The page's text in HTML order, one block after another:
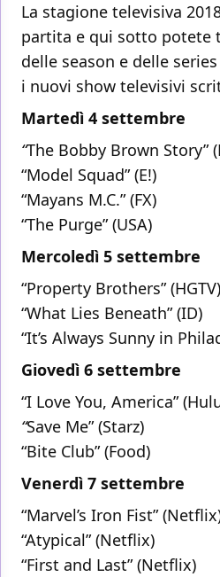
La stagione televisiva
partita e qui sotto potete
delle season e delle
i nuovi show televisivi
Martedì 4 settembre
“The Bobby Brown Story”
“Model Squad” (E!)
“Mayans M.C.” (FX)
“The Purge” (USA)
Mercoledì 5 settembre
“Property Brothers” (HGTV)
“What Lies Beneath” (ID)
“It’s Always Sunny in
Giovedì 6 settembre
“I Love You, America”
“Save Me” (Starz)
“Bite Club” (Food)
Venerdì 7 settembre
“Marvel’s Iron Fist”
“Atypical” (Netflix)
“First and Last” (Netflix)